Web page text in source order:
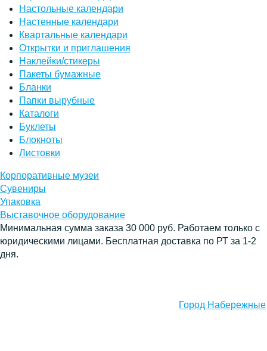
Настольные календари
Настенные календари
Квартальные календари
Открытки и приглашения
Наклейки/стикеры
Пакеты бумажные
Бланки
Папки вырубные
Каталоги
Буклеты
Блокноты
Листовки
Корпоративные музеи
Сувениры
Упаковка
Выставочное оборудование
Минимальная сумма заказа 30 000 руб. Работаем только с
юридическими лицами. Бесплатная доставка по РТ за 1-2
дня.
Город Набережные